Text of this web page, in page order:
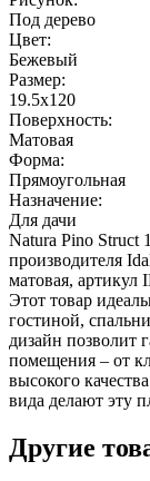
Под дерево
Цвет:
Бежевый
Размер:
19.5x120
Поверхность:
Матовая
Форма:
Прямоугольная
Назначение:
Для дачи
Natura Pino Struct
производителя
матовая, артикул
Этот товар
гостиной,
дизайн позволит
помещения – от
высокого
вида делают эту
Другие